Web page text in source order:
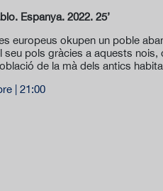
Espanya. 2022. 25’
europeus okupen un poble
seu pols gràcies a aquests
de la mà dels antics
| 21:00